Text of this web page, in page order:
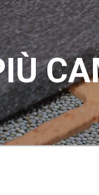
armate,
ponti
Blocchi
additivato di
fondazione e
in
Blocchi per
abitative e